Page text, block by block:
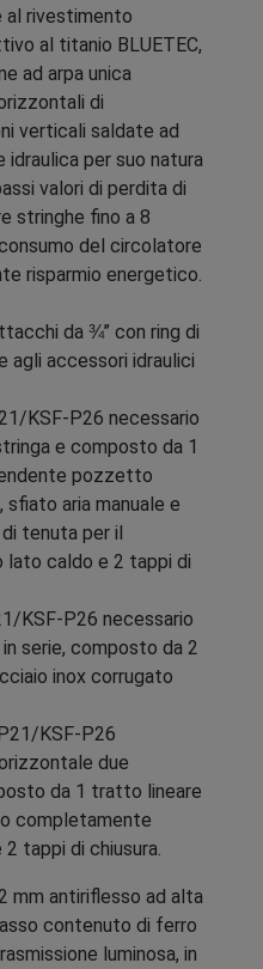
al rivestimento
al titanio BLUETEC,
ad arpa unica
di
verticali saldate ad
idraulica per suo natura
valori di perdita di
stringhe fino a 8
del circolatore
risparmio energetico.
da ¾’’ con ring di
agli accessori idraulici
KSF-P26 necessario
e composto da 1
pozzetto
aria manuale e
tenuta per il
lato caldo e 2 tappi di
KSF-P26 necessario
serie, composto da 2
inox corrugato
KSF-P26
due
da 1 tratto lineare
completamente
tappi di chiusura.
mm antiriflesso ad alta
contenuto di ferro
luminosa, in